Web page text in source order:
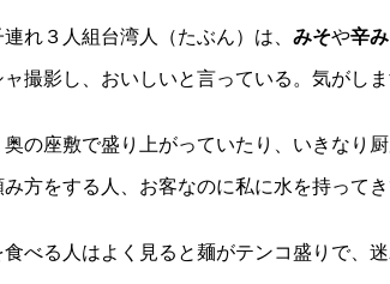
れ３人組台湾人（たぶん）は、 みそや辛
撮影し、おいしいと言っている。気がしま
の座敷で盛り上がっていたり、いきなり
方をする人、お客なのに私に水を持って
べる人はよく見ると麺がテンコ盛りで、